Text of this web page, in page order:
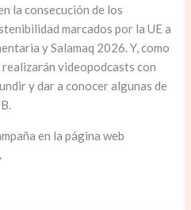
la consecución de los
marcados por la UE a
y Salamaq 2026. Y, como
videopodcasts con
y dar a conocer algunas de
en la página web
.